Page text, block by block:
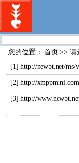
您的位置：首页 >> 请
[1]http://newbt.net/ms/
[2]http://
[3]http://